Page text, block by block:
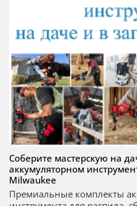
Соберите мастерскую на
аккумуляторном
Milwaukee
Премиальные комплекты